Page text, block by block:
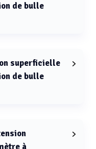
de bulle
superficielle
de bulle